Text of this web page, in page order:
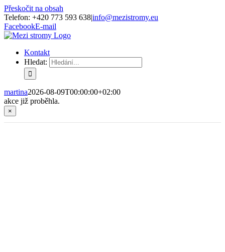
Přeskočit na obsah
Telefon: +420 773 593 638|info@mezistromy.eu
FacebookE-mail
Kontakt
Hledat:
martina2026-08-09T00:00:00+02:00
akce již proběhla.
×